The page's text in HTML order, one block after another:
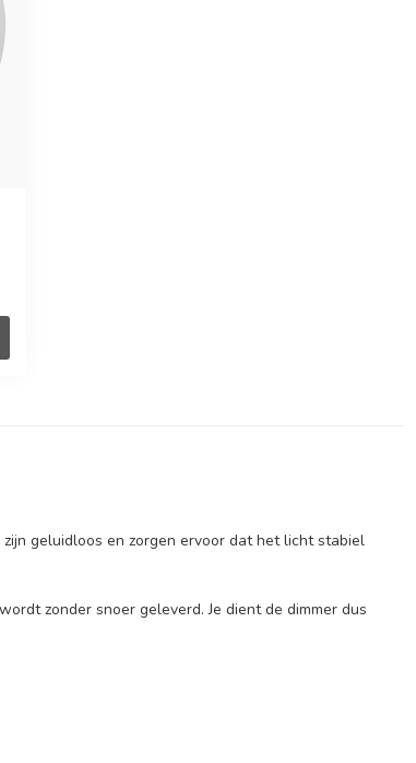
geluidloos en zorgen ervoor dat het licht stabiel
zonder snoer geleverd. Je dient de dimmer dus